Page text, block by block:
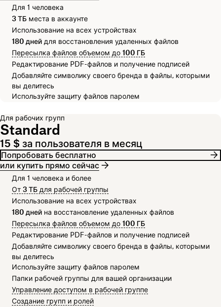
Для 1 человека
3 ТБ места в аккаунте
Использование на всех устройствах
180 дней для восстановления удаленных файлов
Пересылка файлов объемом до 100 ГБ
Редактирование PDF-файлов и получение подписей
Добавляйте символику своего бренда в файлы, которыми
вы делитесь
Используйте защиту файлов паролем
Для рабочих групп
Standard
15 $ за пользователя в месяц
Попробовать бесплатно
или купить прямо сейчас
Для 1 человека и более
От 3 ТБ для рабочей группы
Использование на всех устройствах
180 дней на восстановление удаленных файлов
Пересылка файлов объемом до 100 ГБ
Редактирование PDF-файлов и получение подписей
Добавляйте символику своего бренда в файлы, которыми
вы делитесь
Используйте защиту файлов паролем
Папки рабочей группы для вашей организации
Управление доступом в рабочей группе
Создание групп и ролей